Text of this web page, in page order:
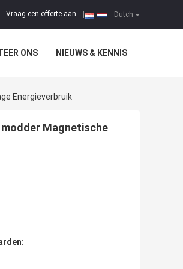
Dutch
Vraag een offerte aan
ONS NIEUWS & KENNIS
Energieverbruik
Magnetische